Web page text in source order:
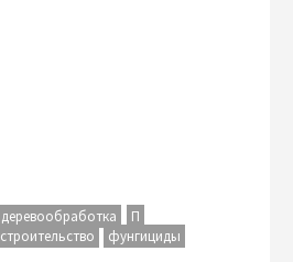
полов, потолка.
Расход…
деревообработка
П
строительство фунгициды